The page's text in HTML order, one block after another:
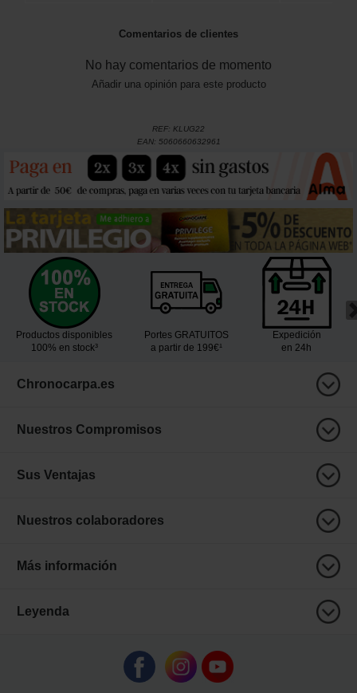
Comentarios de clientes
No hay comentarios de momento
Añadir una opinión para este producto
REF: KLUG22
EAN: 5060660632961
Productos disponibles
100% en stock³
Portes GRATUITOS
a partir de 199€¹
Expedición
en 24h
Chronocarpa.es
Nuestros Compromisos
Sus Ventajas
Nuestros colaboradores
Más información
Leyenda